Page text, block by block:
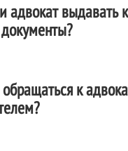
адвокат выдавать
к